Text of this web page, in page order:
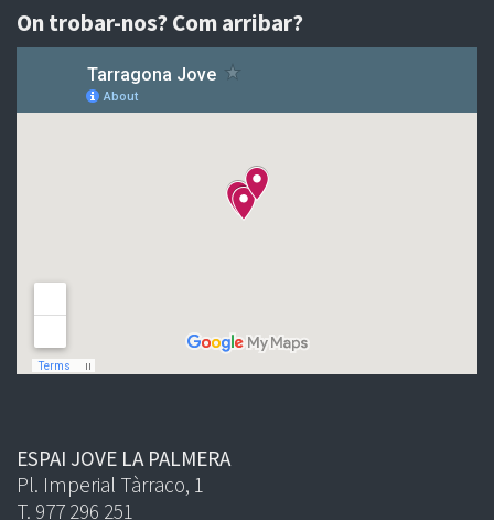
On trobar-nos? Com arribar?
ESPAI JOVE LA PALMERA
Pl. Imperial Tàrraco, 1
T. 977 296 251